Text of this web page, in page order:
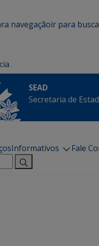
navegaçãoir para busca
SEAD
Secretaria de
Informativos
Fale